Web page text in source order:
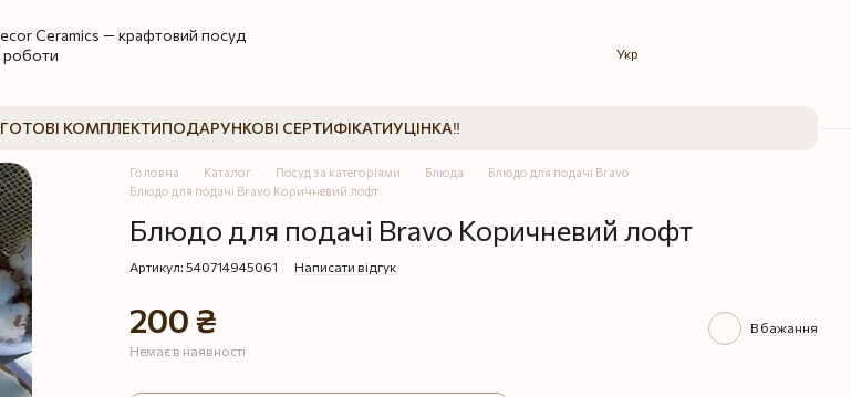
Укр
ГОТОВІ КОМПЛЕКТИПОДАРУНКОВІ СЕРТИФІКАТИУЦІНКА‼️
Головна Каталог Посуд за категоріями Блюда
Блюдо для подачі Bravo
Блюдо для подачі Bravo Коричневий лофт
Блюдо для подачі Bravo Коричневий лофт
Артикул: 540714945061 Написати відгук
200 ₴
Немає в наявності
В бажання